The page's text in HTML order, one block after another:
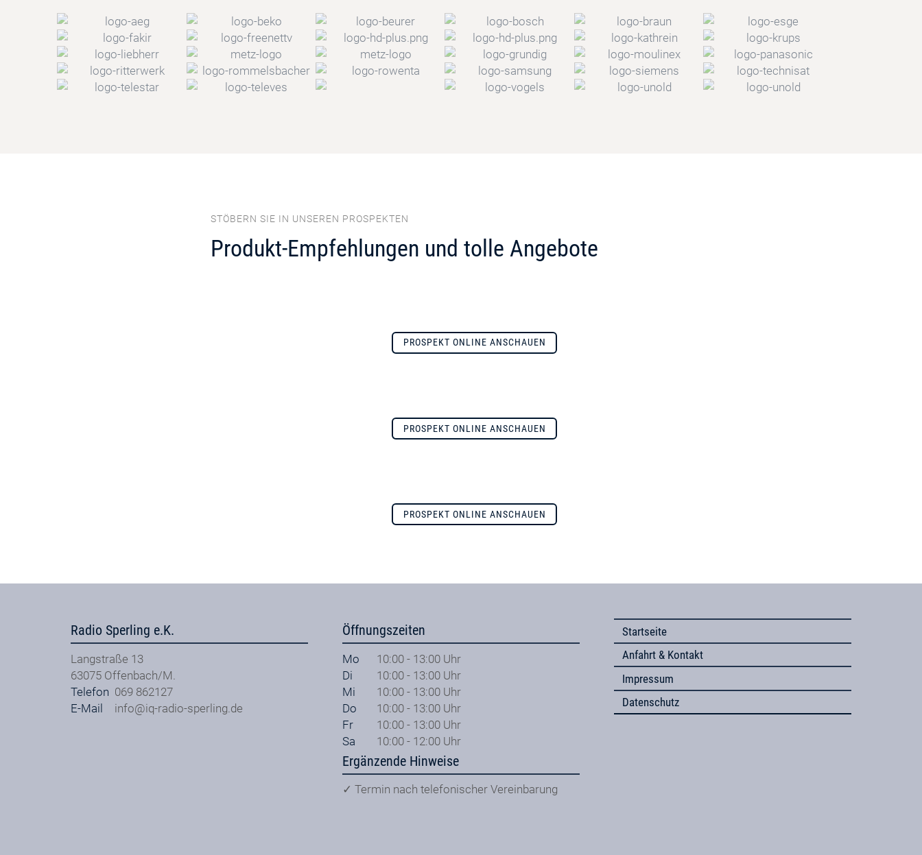
STÖBERN SIE IN UNSEREN PROSPEKTEN
Produkt-Empfehlungen und tolle Angebote
PROSPEKT ONLINE ANSCHAUEN
PROSPEKT ONLINE ANSCHAUEN
PROSPEKT ONLINE ANSCHAUEN
Radio Sperling e.K.
Langstraße 13
63075 Offenbach/M.
Telefon 069 862127
E-Mail
info@iq-radio-sperling.de
Öffnungszeiten
Mo
10:00 - 13:00 Uhr
Di
10:00 - 13:00 Uhr
Mi
10:00 - 13:00 Uhr
Do
10:00 - 13:00 Uhr
Fr
10:00 - 13:00 Uhr
Sa
10:00 - 12:00 Uhr
Ergänzende Hinweise
✓ Termin nach telefonischer Vereinbarung
Startseite
Anfahrt & Kontakt
Impressum
Datenschutz